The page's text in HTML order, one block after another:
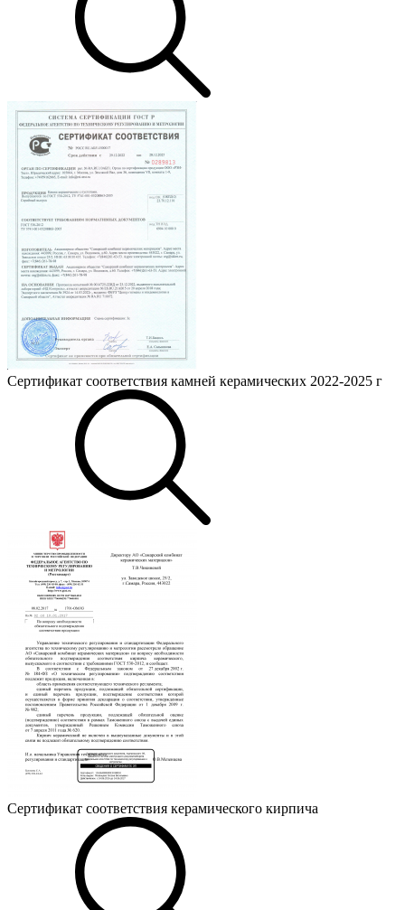
Сертификат соответствия камней керамических 2022-2025 г
Сертификат соответствия керамического кирпича